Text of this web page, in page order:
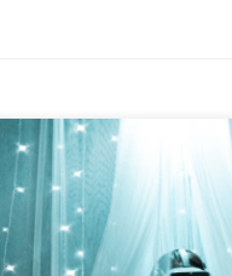
ma reputację czyniącą